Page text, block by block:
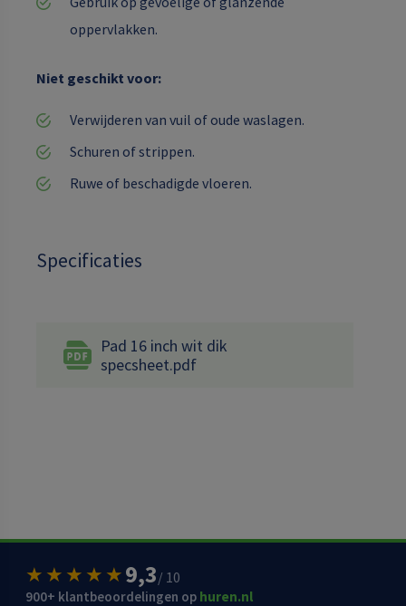
oppervlakken.
Niet geschikt voor:
Verwijderen van vuil of oude waslagen.
Schuren of strippen.
Ruwe of beschadigde vloeren.
Specificaties
Pad 16 inch wit dik
specsheet.pdf
★★★★★9,3/ 10
900+ klantbeoordelingen op huren.nl